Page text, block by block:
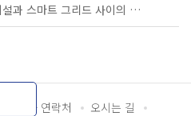
KS C IEC TS 62872 - 산업 시설과 스마트 그리드 사이의 산업 공정 측정, 제어 및 자동화 시스템 인터페이스
담당자 연락처
오시는 길